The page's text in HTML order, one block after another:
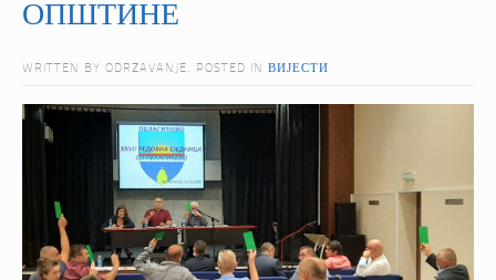
ОПШТИНЕ
WRITTEN BY ODRZAVANJE. POSTED IN ВИЈЕСТИ